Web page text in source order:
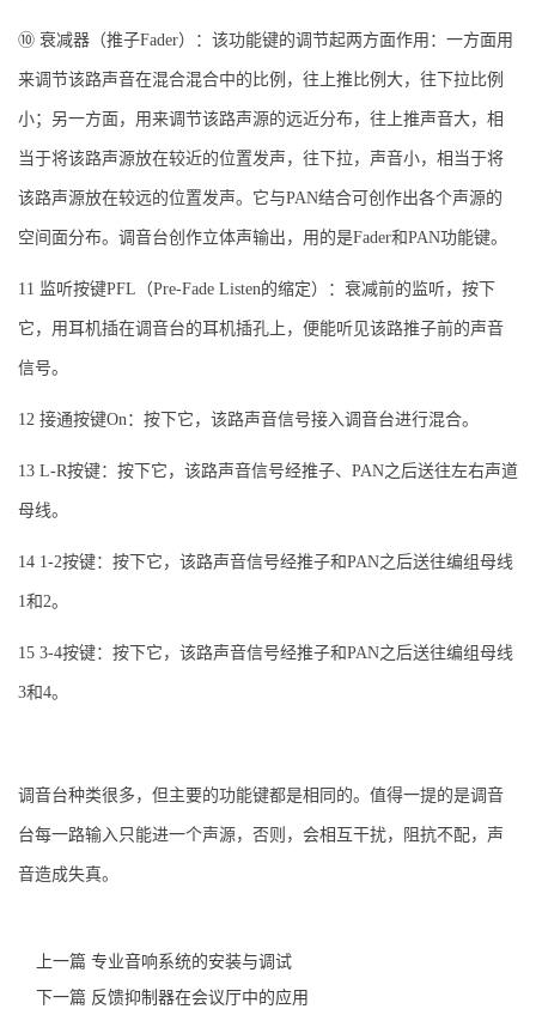
⑩ 衰减器（推子Fader）：该功能键的调节起两方面作用：一方面用
来调节该路声音在混合混合中的比例，往上推比例大，往下拉比例
小；另一方面，用来调节该路声源的远近分布，往上推声音大，相
当于将该路声源放在较近的位置发声，往下拉，声音小，相当于将
该路声源放在较远的位置发声。它与PAN结合可创作出各个声源的
空间面分布。调音台创作立体声输出，用的是Fader和PAN功能键。
11 监听按键PFL（Pre-Fade Listen的缩定）：衰减前的监听，按下
它，用耳机插在调音台的耳机插孔上，便能听见该路推子前的声音
信号。
12 接通按键On：按下它，该路声音信号接入调音台进行混合。
13 L-R按键：按下它，该路声音信号经推子、PAN之后送往左右声道
母线。
14 1-2按键：按下它，该路声音信号经推子和PAN之后送往编组母线
1和2。
15 3-4按键：按下它，该路声音信号经推子和PAN之后送往编组母线
3和4。
调音台种类很多，但主要的功能键都是相同的。值得一提的是调音
台每一路输入只能进一个声源，否则，会相互干扰，阻抗不配，声
音造成失真。
上一篇 专业音响系统的安装与调试
下一篇 反馈抑制器在会议厅中的应用